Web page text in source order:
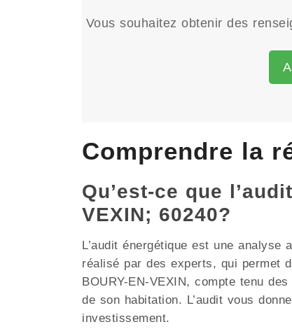
Vous souhaitez obtenir des
Comprendre la
Qu’est-ce que
VEXIN; 60240?
L’audit énergétique est une
réalisé par des experts, qui permet
BOURY-EN-VEXIN, compte tenu
de son habitation. L’audit vous
investissement.